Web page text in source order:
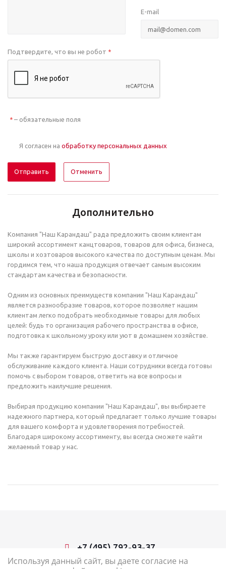
E-mail
Подтвердите, что вы не робот *
* – обязательные поля
Я согласен на обработку персональных данных
Отменить
Дополнительно
Компания "Наш Карандаш" рада предложить своим клиентам
широкий ассортимент канцтоваров, товаров для офиса, бизнеса,
школы и хозтоваров высокого качества по доступным ценам. Мы
гордимся тем, что наша продукция отвечает самым высоким
стандартам качества и безопасности.
Одним из основных преимуществ компании "Наш Карандаш"
является разнообразие товаров, которое позволяет нашим
клиентам легко подобрать необходимые товары для любых
целей: будь то организация рабочего пространства в офисе,
подготовка к школьному уроку или уют в домашнем хозяйстве.
Мы также гарантируем быструю доставку и отличное
обслуживание каждого клиента. Наши сотрудники всегда готовы
помочь с выбором товаров, ответить на все вопросы и
предложить наилучшие решения.
Выбирая продукцию компании "Наш Карандаш", вы выбираете
надежного партнера, который предлагает только лучшие товары
для вашего комфорта и удовлетворения потребностей.
Благодаря широкому ассортименту, вы всегда сможете найти
желаемый товар у нас.
+7 (495) 792-93-37
Используя данный сайт, вы даете согласие на